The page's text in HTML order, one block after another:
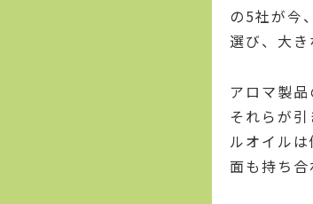
の5社が今
選び、大
アロマ製
それらが
ルオイル
面も持ち合